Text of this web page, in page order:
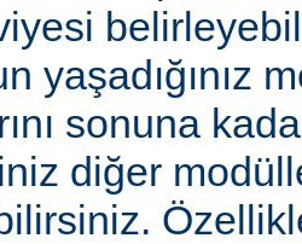
yaşadığınız
sonuna
diğer